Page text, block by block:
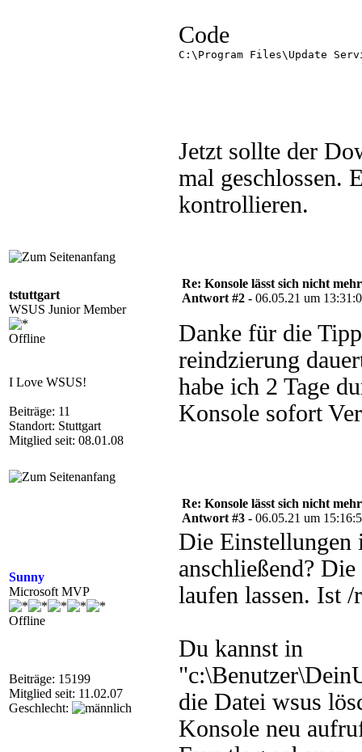
Code
C:\Program Files\Update
Jetzt sollte der
mal geschlossen.
kontrollieren.
tstuttgart
WSUS Junior Member
Offline
I Love WSUS!
Beiträge: 11
Standort: Stuttgart
Mitglied seit: 08.01.08
Re: Konsole lässt sich nicht
Antwort #2 - 06.05.21 um
Danke für die
reindzierung
habe ich 2 Tage
Konsole sofort
Sunny
Microsoft MVP
Offline
Beiträge: 15199
Mitglied seit: 11.02.07
Geschlecht:
Re: Konsole lässt sich nicht
Antwort #3 - 06.05.21 um
Die Einstellungen
anschließend?
laufen lassen. Ist /
Du kannst in
die Datei wsus
Konsole neu